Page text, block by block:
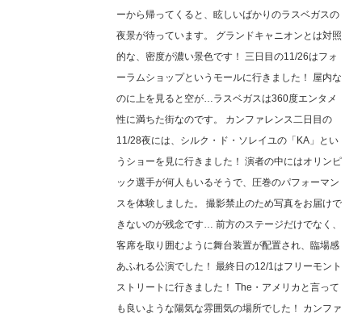
ーから帰ってくると、眩しいばかりのラスベガスの
夜景が待っています。 グランドキャニオンとは対照
的な、密度が濃い景色です！ 三日目の11/26はフォ
ーラムショップというモールに行きました！ 屋内な
のに上を見ると空が…ラスベガスは360度エンタメ
性に満ちた街なのです。 カンファレンス二日目の
11/28夜には、シルク・ド・ソレイユの「KA」とい
うショーを見に行きました！ 演者の中にはオリンピ
ック選手が何人もいるそうで、圧巻のパフォーマン
スを体験しました。 撮影禁止のため写真をお届けで
きないのが残念です… 前方のステージだけでなく、
客席を取り囲むように舞台装置が配置され、臨場感
あふれる公演でした！ 最終日の12/1はフリーモント
ストリートに行きました！ The・アメリカと言って
も良いような陽気な雰囲気の場所でした！ カンファ